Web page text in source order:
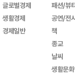
글로벌경제
생활경제
경제일반
패션/뷰
공연/전
책
종교
날씨
생활문